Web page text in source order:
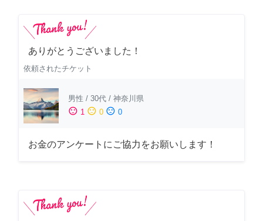
ありがとうございました！
依頼されたチケット
男性 / 30代 / 神奈川県
sentiment_satisfied 1 sentiment_neutral 0 sentiment_dissatisfied 0
お金のアンケートにご協力をお願いします！